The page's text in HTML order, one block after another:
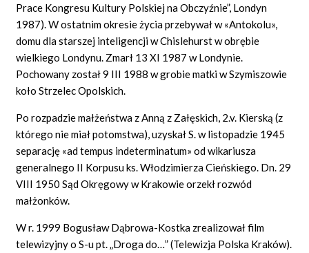
Prace Kongresu Kultury Polskiej na Obczyźnie”, Londyn
1987). W ostatnim okresie życia przebywał w «Antokolu»,
domu dla starszej inteligencji w Chislehurst w obrębie
wielkiego Londynu. Zmarł 13 XI 1987 w Londynie.
Pochowany został 9 III 1988 w grobie matki w Szymiszowie
koło Strzelec Opolskich.
Po rozpadzie małżeństwa z Anną z Załęskich, 2.v. Kierską (z
którego nie miał potomstwa), uzyskał S. w listopadzie 1945
separację «ad tempus indeterminatum» od wikariusza
generalnego II Korpusu ks. Włodzimierza Cieńskiego. Dn. 29
VIII 1950 Sąd Okręgowy w Krakowie orzekł rozwód
małżonków.
W r. 1999 Bogusław Dąbrowa-Kostka zrealizował film
telewizyjny o S-u pt. „Droga do…” (Telewizja Polska Kraków).